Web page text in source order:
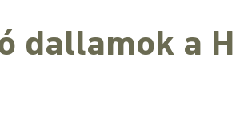
dallamok a